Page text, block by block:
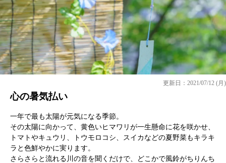
更新日：2021/07/12 (月)
心の暑気払い
一年で最も太陽が元気になる季節。
その太陽に向かって、黄色いヒマワリが一生懸命に花を咲かせ、
トマトやキュウリ、トウモロコシ、スイカなどの夏野菜もキラキ
ラと色鮮やかに実ります。
さらさらと流れる川の音を聞くだけで、どこかで風鈴がちりんち